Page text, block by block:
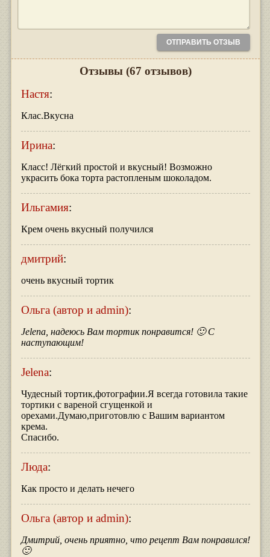
Отзывы (67 отзывов)
Настя:
Клас.Вкусна
Ирина:
Класс! Лёгкий простой и вкусный! Возможно
украсить бока торта растопленым шоколадом.
Ильгамия:
Крем очень вкусный получился
дмитрий:
очень вкусный тортик
Ольга (автор и admin):
Jelena, надеюсь Вам тортик понравится! 🙂 С
наступающим!
Jelena:
Чудесный тортик,фотографии.Я всегда готовила такие
тортики с вареной сгущенкой и
орехами.Думаю,приготовлю с Вашим вариантом
крема.
Спасибо.
Люда:
Как просто и делать нечего
Ольга (автор и admin):
Дмитрий, очень приятно, что рецепт Вам понравился!
🙂